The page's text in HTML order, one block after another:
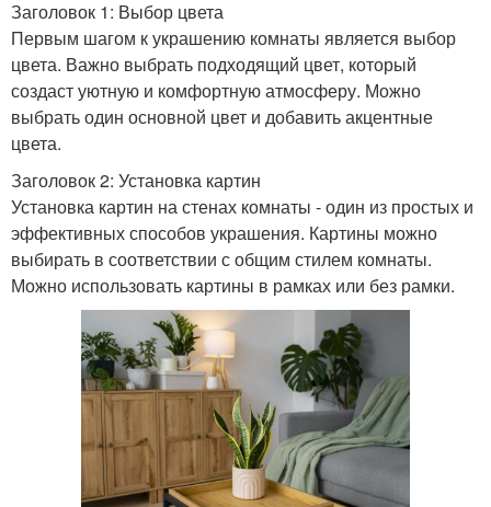
Заголовок 1: Выбор цвета
Первым шагом к украшению комнаты является выбор
цвета. Важно выбрать подходящий цвет, который
создаст уютную и комфортную атмосферу. Можно
выбрать один основной цвет и добавить акцентные
цвета.
Заголовок 2: Установка картин
Установка картин на стенах комнаты - один из простых и
эффективных способов украшения. Картины можно
выбирать в соответствии с общим стилем комнаты.
Можно использовать картины в рамках или без рамки.